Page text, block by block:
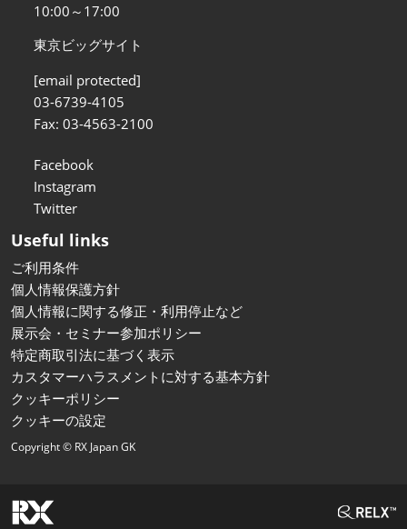
10:00～17:00
東京ビッグサイト
[email protected]
03-6739-4105
Fax: 03-4563-2100
Facebook
Instagram
Twitter
Useful links
ご利用条件
個人情報保護方針
個人情報に関する修正・利用停止など
展示会・セミナー参加ポリシー
特定商取引法に基づく表示
カスタマーハラスメントに対する基本方針
クッキーポリシー
クッキーの設定
Copyright © RX Japan GK